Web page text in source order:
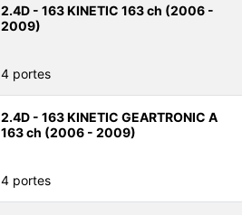
2.4D - 163 KINETIC 163 ch (2006 -
2009)
4 portes
2.4D - 163 KINETIC GEARTRONIC A
163 ch (2006 - 2009)
4 portes